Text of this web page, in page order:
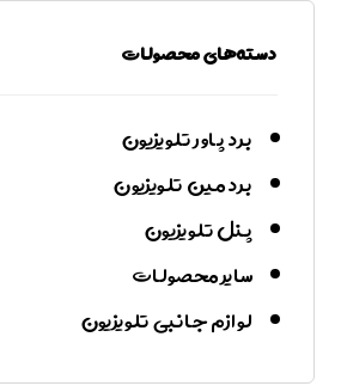
دسته‌های محصولات
برد پاور تلویزیون
برد مین تلویزیون
پنل تلویزیون
سایر محصولات
لوازم جانبی تلویزیون